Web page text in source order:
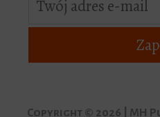
Copyright © 2026 | MH